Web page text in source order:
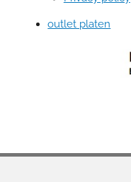
outlet platen